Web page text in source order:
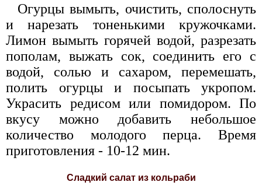
Огурцы вымыть, очистить, сполоснуть
и нарезать тоненькими кружочками.
Лимон вымыть горячей водой, разрезать
пополам, выжать сок, соединить его с
водой, солью и сахаром, перемешать,
полить огурцы и посыпать укропом.
Украсить редисом или помидором. По
вкусу можно добавить небольшое
количество молодого перца. Время
приготовления - 10-12 мин.
Сладкий салат из кольраби